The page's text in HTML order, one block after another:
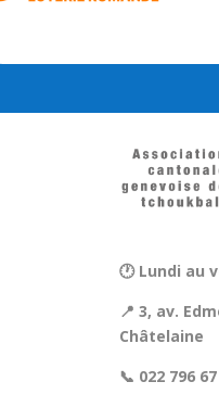
🕐 Lundi au
📍 3, av.
Châtelaine
📞 022 796